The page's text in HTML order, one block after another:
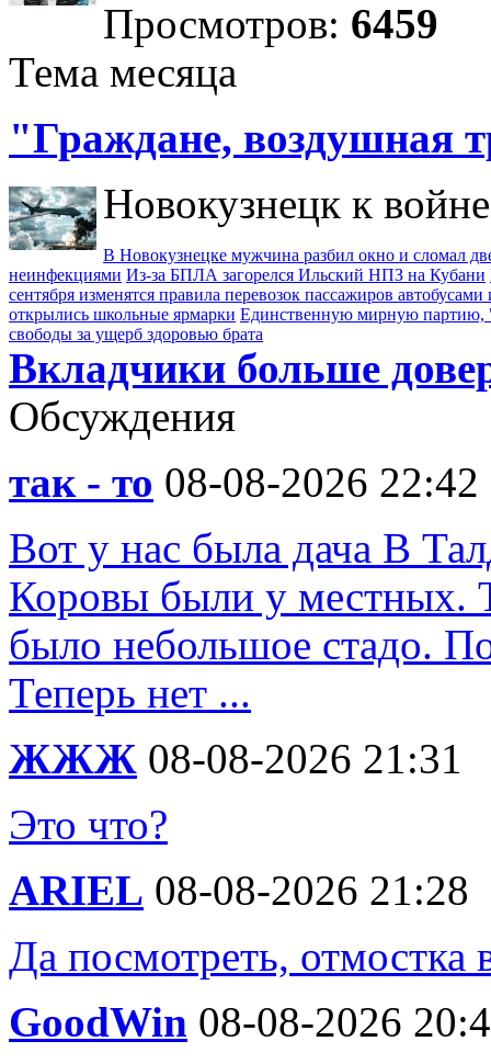
Просмотров: 6459
Тема месяца
"Граждане, воздушная
Новокузнецк к
В Новокузнецке мужчина разбил окно и сломал
неинфекциями Из-за БПЛА загорелся Ильский НПЗ на Кубани
сентября изменятся правила перевозок пассажиров автобусами
открылись школьные ярмарки Единственную мирную партию,
свободы за ущерб здоровью брата
Вкладчики больше
Обсуждения
так - то 08-08-2026 22:42
Вот у нас была дача В
Коровы были у местных.
было небольшое стадо.
Теперь нет ...
ЖЖЖ 08-08-2026 21:31
Это что?
ARIEL 08-08-2026 21:28
Да посмотреть,
GoodWin 08-08-2026